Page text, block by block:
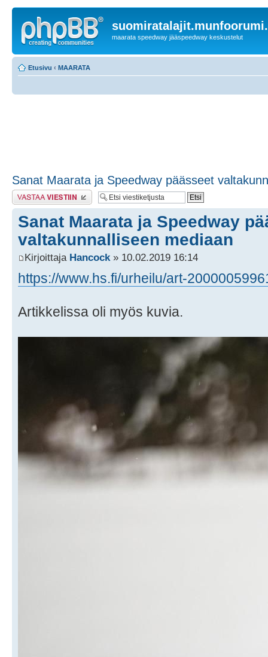
maarata speedway jääspeedway keskustelut
Etusivu ‹ MAARATA
Sanat Maarata ja Speedway päässeet
Lähetä vastaus
Sanat Maarata ja Speedway
valtakunnalliseen mediaan
Kirjoittaja Hancock » 10.02.2019 16:14
https://www.hs.fi/urheilu/art-
Artikkelissa oli myös kuvia.